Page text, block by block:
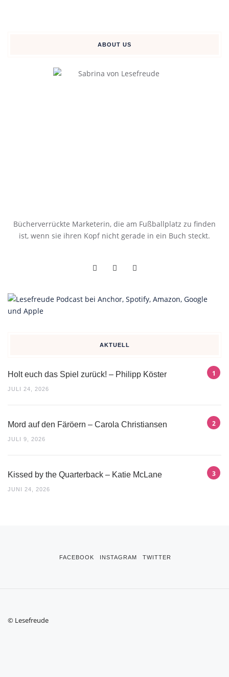
ABOUT US
Bücherverrückte Marketerin, die am Fußballplatz zu finden
ist, wenn sie ihren Kopf nicht gerade in ein Buch steckt.
AKTUELL
Holt euch das Spiel zurück! – Philipp Köster
JULI 24, 2026
Mord auf den Färöern – Carola Christiansen
JULI 9, 2026
Kissed by the Quarterback – Katie McLane
JUNI 24, 2026
FACEBOOK INSTAGRAM TWITTER
© Lesefreude